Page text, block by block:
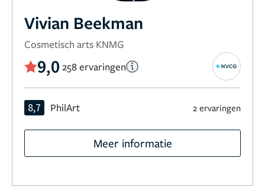
Vivian Beekman
Cosmetisch arts KNMG
9,0 258 ervaringen
8,7 PhilArt 2 ervaringen
Meer informatie